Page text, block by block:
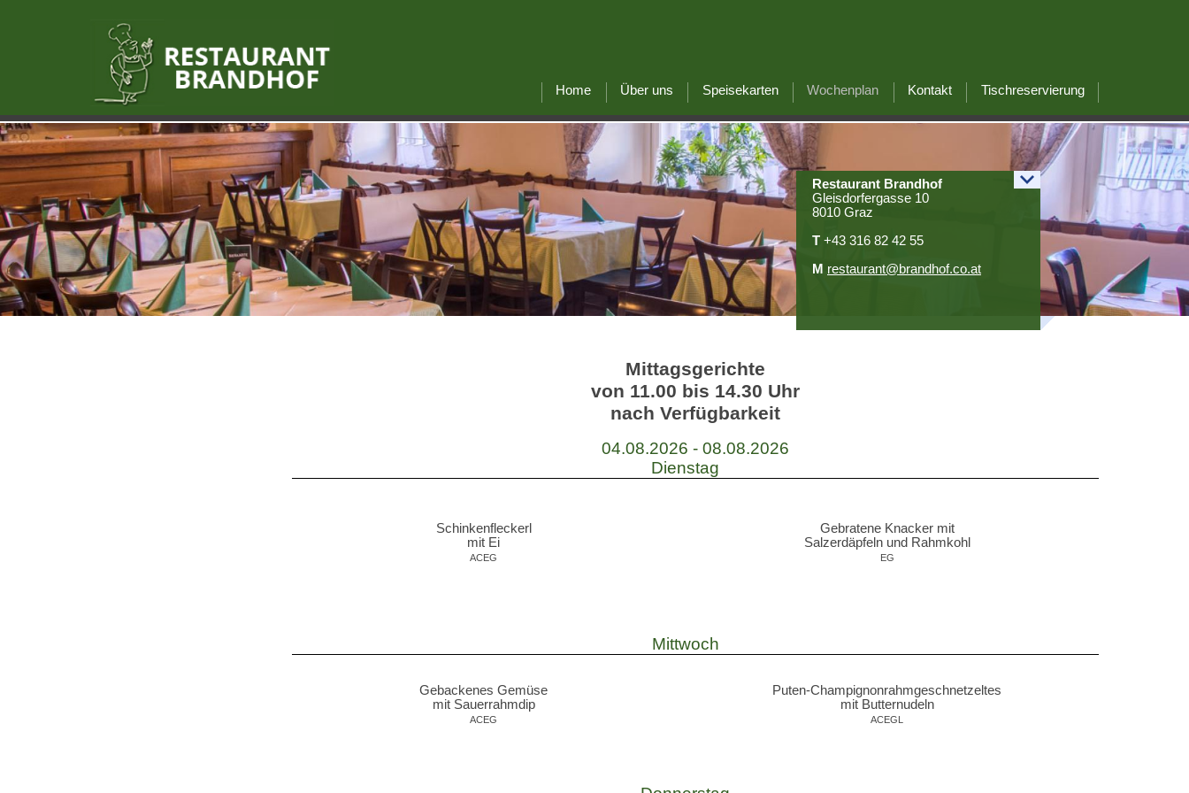
Home Über uns Speisekarten Wochenplan Kontakt Tischreservierung
Restaurant Brandhof
Gleisdorfergasse 10
8010 Graz
T +43 316 82 42 55
M restaurant@brandhof.co.at
Mittagsgerichte
von 11.00 bis 14.30 Uhr
nach Verfügbarkeit
04.08.2026 - 08.08.2026
Dienstag
Schinkenfleckerl
mit Ei
ACEG
Gebratene Knacker mit
Salzerdäpfeln und Rahmkohl
EG
Mittwoch
Gebackenes Gemüse
mit Sauerrahmdip
ACEG
Puten-Champignonrahmgeschnetzeltes
mit Butternudeln
ACEGL